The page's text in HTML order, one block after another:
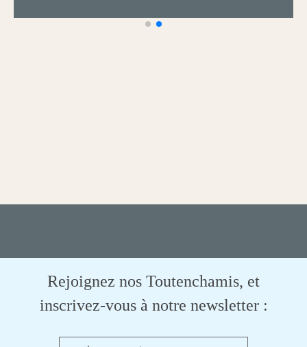
Rejoignez nos Toutenchamis, et
inscrivez-vous à notre newsletter :